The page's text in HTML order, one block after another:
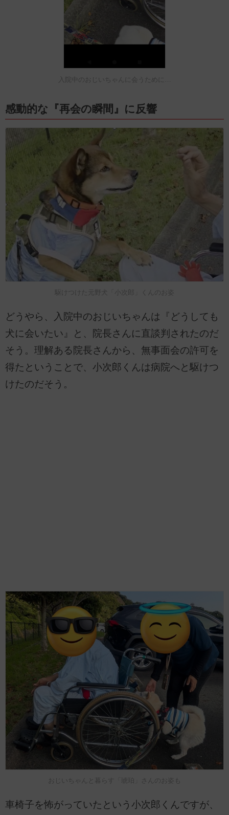
入院中のおじいちゃんに会うために…
感動的な『再会の瞬間』に反響
駆けつけた元野犬「小次郎」くんのお姿
どうやら、入院中のおじいちゃんは『どうしても
犬に会いたい』と、院長さんに直談判されたのだ
そう。理解ある院長さんから、無事面会の許可を
得たということで、小次郎くんは病院へと駆けつ
けたのだそう。
おじいちゃんと暮らす「琥珀」さんのお姿も
車椅子を怖がっていたという小次郎くんですが、